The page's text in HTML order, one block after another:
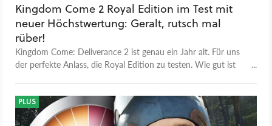
Kingdom Come 2 Royal Edition im Test mit
neuer Höchstwertung: Geralt, rutsch mal
rüber!
Kingdom Come: Deliverance 2 ist genau ein Jahr alt. Für uns
der perfekte Anlass, die Royal Edition zu testen. Wie gut ist
PLUS